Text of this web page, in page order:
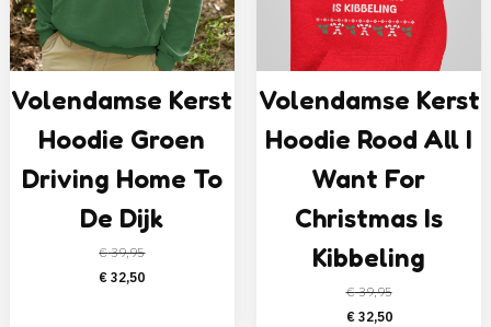
Volendamse Kerst
Hoodie Groen
Driving Home To
De Dijk
€39,95
Oorspronkelijke
€ 32,50Huidige
Volendamse Kerst
Hoodie Rood All I
Want For
Christmas Is
Kibbeling
€39,95
Oorspronkelijke
€32,50Huidige